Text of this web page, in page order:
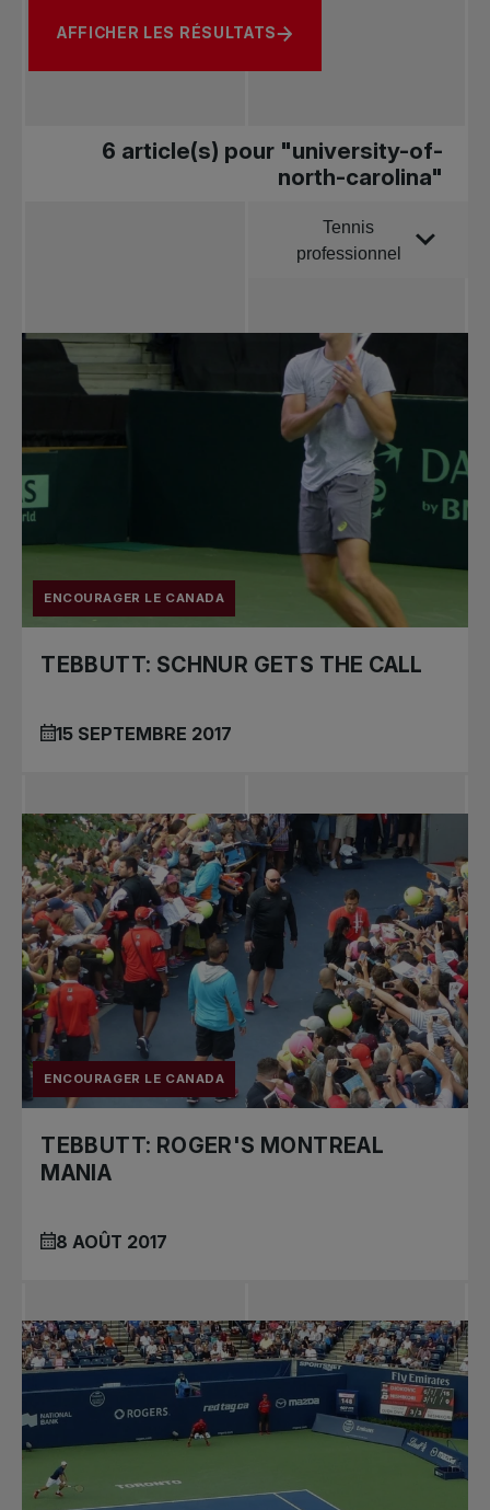
AFFICHER LES RÉSULTATS
6 article(s) pour "university-of-
north-carolina"
Tennis
professionnel
nouvelles
Tennis
professionnel
Redéfinir le jeu
Tournois
nationaux
ENCOURAGER LE CANADA
TEBBUTT: SCHNUR GETS THE CALL
15 SEPTEMBRE 2017
ENCOURAGER LE CANADA
TEBBUTT: ROGER'S MONTREAL
MANIA
8 AOÛT 2017